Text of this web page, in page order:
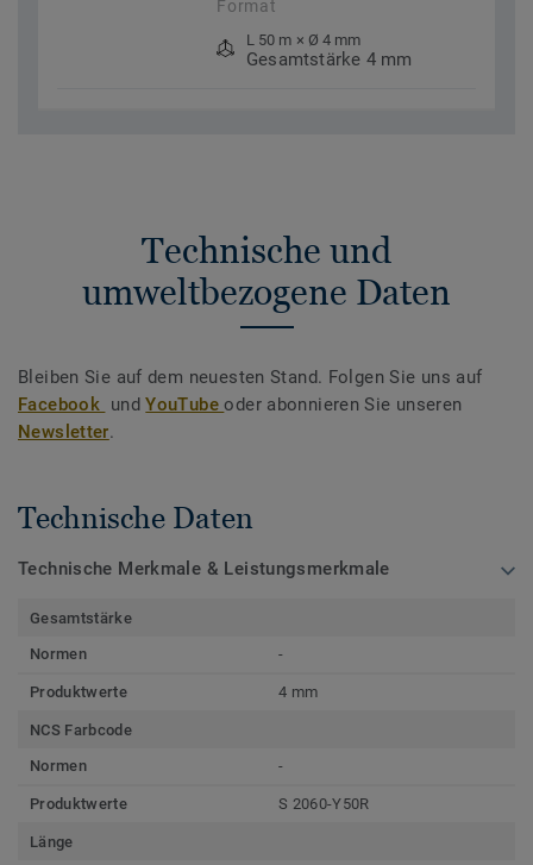
Format
L 50 m × Ø 4 mm
Gesamtstärke 4 mm
Technische und
umweltbezogene Daten
Bleiben Sie auf dem neuesten Stand. Folgen Sie uns auf
Facebook undYouTubeoder abonnieren Sie unseren
Newsletter.
Technische Daten
Technische Merkmale & Leistungsmerkmale
Gesamtstärke
Normen
-
Produktwerte 4 mm
NCS Farbcode
Normen
-
Produktwerte S 2060-Y50R
Länge